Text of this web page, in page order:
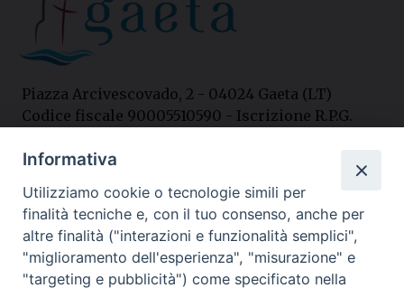
Piazza Arcivescovado, 2 - 04024 Gaeta (LT)
Codice fiscale 90005510590 - Iscrizione R.P.G.
Contatti
Curia
Tel. 0771.740341
Informativa
Utilizziamo cookie o tecnologie simili per
finalità tecniche e, con il tuo consenso, anche per
altre finalità ("interazioni e funzionalità semplici",
"miglioramento dell'esperienza", "misurazione" e
"targeting e pubblicità") come specificato nella